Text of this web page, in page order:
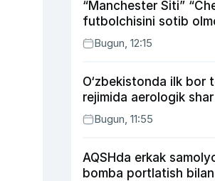
“Manchester Siti”
futbolchisini sotib
Bugun, 12:15
O‘zbekistonda ilk bor
rejimida aerologik
Bugun, 11:55
AQSHda erkak
bomba portlatish